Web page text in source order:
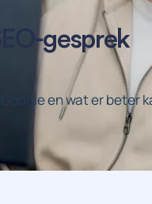
gesprek
en wat er beter